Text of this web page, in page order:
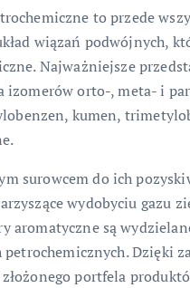
to przede
wiązań podwójnych,
Najważniejsze
izomerów orto-, meta- i
kumen,
surowcem do ich
wydobyciu gazu
aromatyczne są
petrochemicznych. Dzięki
portfela